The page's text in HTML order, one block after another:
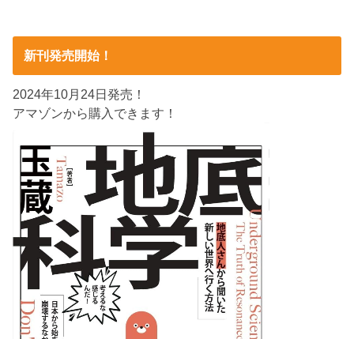
新刊発売開始！
2024年10月24日発売！
アマゾンから購入できます！